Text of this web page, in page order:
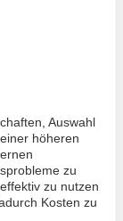
Auswahl
höheren
zu
zu nutzen
Kosten zu